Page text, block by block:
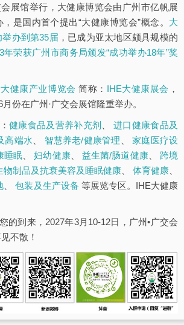
会展馆举行，大健康博览会由广州市亿帆展
是国内首个提出“大健康博览会”概念。 大
办到第35届 ，已成为亚太地区颇具规模的
年荣获广州市商务局颁发“成功举办18年”奖
健康产业博览会 简称： IHE大健康展会 ，
份在广州·广交会展馆隆重举办。
健康食品及营养补充剂 、进口健康食品及
高端水 智慧养老/健康管理 、家庭医疗设
睡眠 、妇幼健康、 益生菌/肠道健康、 跨境
物制品及抗衰美容及睡眠健康 体育健康
、包装及生产设备 等展览专区。IHE大健康
的到来，2027年3月10-12日，广州•广交会
不散！